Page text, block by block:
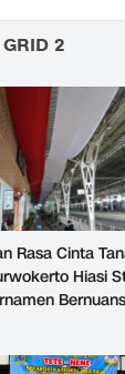
2
Rasa Cinta
Hiasi